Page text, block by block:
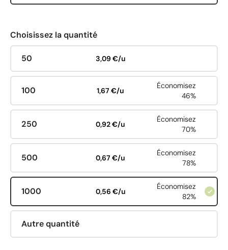
Choisissez la quantité
50 3,09 €/u
100 1,67 €/u
Économisez
46%
250 0,92 €/u
Économisez
70%
500 0,67 €/u
Économisez
78%
1000 0,56 €/u
Économisez
82%
Autre quantité